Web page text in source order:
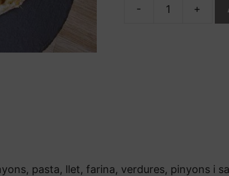
-
quantitat
+
pasta, llet, farina, verdures, pinyons i